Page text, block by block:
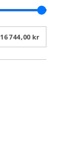
16 744,00 kr